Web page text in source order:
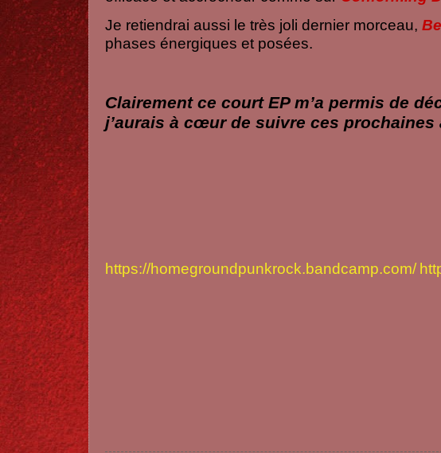
Je retiendrai aussi le très joli dernier morceau,
phases énergiques et posées.
Clairement ce court EP m’a permis de
j’aurais à cœur de suivre ces prochaines
https://homegroundpunkrock.bandcamp.com/